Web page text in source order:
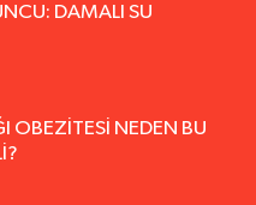
DAMALI SU
OBEZİTESİ NEDEN BU